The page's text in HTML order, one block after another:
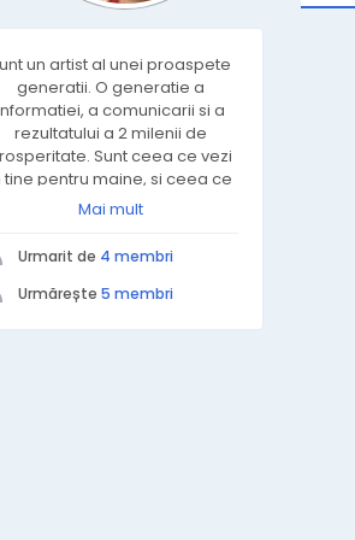
un artist al unei proaspete
generatii. O generatie a
a comunicarii si a
rezultatului a 2 milenii de
Sunt ceea ce vezi
tine pentru maine, si ceea ce
vrei sa dai copiilor tai de
de studiu psihanalitic,
mult sau mai putin, fortat sa
evolueze spre culmile
Mai mult
Urmarit de 4 membri
Urmărește 5 membri